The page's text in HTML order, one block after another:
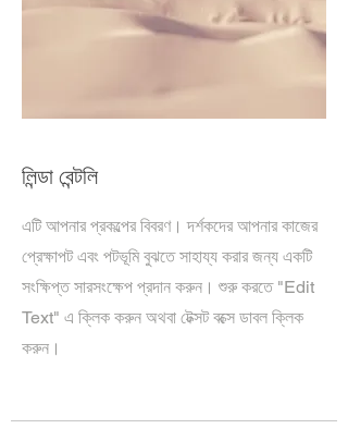
লিন্ডা বেন্টলি
এটি আপনার প্রকল্পের বিবরণ। দর্শকদের আপনার কাজের
প্রেক্ষাপট এবং পটভূমি বুঝতে সাহায্য করার জন্য একটি
সংক্ষিপ্ত সারসংক্ষেপ প্রদান করুন। শুরু করতে "Edit
Text" এ ক্লিক করুন অথবা টেক্সট বক্সে ডাবল ক্লিক
করুন।